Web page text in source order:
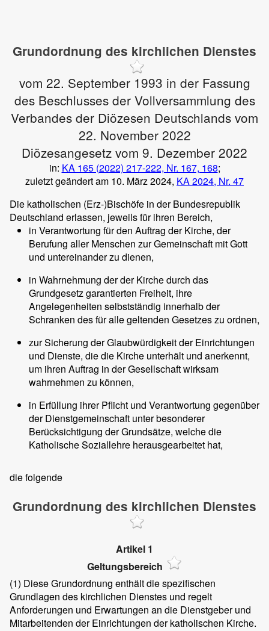
Grundordnung des kirchlichen Dienstes
vom 22. September 1993 in der Fassung
des Beschlusses der Vollversammlung des
Verbandes der Diözesen Deutschlands vom
22. November 2022
Diözesangesetz vom 9. Dezember 2022
in: KA 165 (2022) 217-222, Nr. 167, 168;
zuletzt geändert am 10. März 2024, KA 2024, Nr. 47
Die katholischen (Erz-)Bischöfe in der Bundesrepublik
Deutschland erlassen, jeweils für ihren Bereich,
in Verantwortung für den Auftrag der Kirche, der
Berufung aller Menschen zur Gemeinschaft mit Gott
und untereinander zu dienen,
in Wahrnehmung der der Kirche durch das
Grundgesetz garantierten Freiheit, ihre
Angelegenheiten selbstständig innerhalb der
Schranken des für alle geltenden Gesetzes zu ordnen,
zur Sicherung der Glaubwürdigkeit der Einrichtungen
und Dienste, die die Kirche unterhält und anerkennt,
um ihren Auftrag in der Gesellschaft wirksam
wahrnehmen zu können,
in Erfüllung ihrer Pflicht und Verantwortung gegenüber
der Dienstgemeinschaft unter besonderer
Berücksichtigung der Grundsätze, welche die
Katholische Soziallehre herausgearbeitet hat,
die folgende
Grundordnung des kirchlichen Dienstes
Artikel 1
Geltungsbereich
(1) Diese Grundordnung enthält die spezifischen
Grundlagen des kirchlichen Dienstes und regelt
Anforderungen und Erwartungen an die Dienstgeber und
Mitarbeitenden der Einrichtungen der katholischen Kirche.